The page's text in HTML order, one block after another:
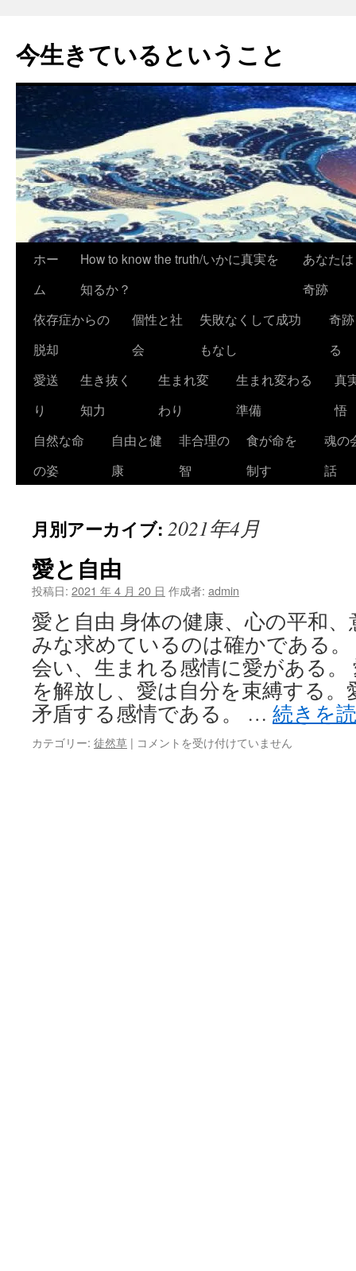
今生きているということ
テ
ツ
キ
ホー
ム
How to know the truth/いかに真実を
知るか？
あなたは
奇跡
依存症からの
脱却
個性と社
会
失敗なくして成功
もなし
奇
る
愛送
り
生き抜く
知力
生まれ変
わり
生まれ変わる
準備
真
悟
自然な命
の姿
自由と健
康
非合理の
智
食が命を
制す
魂の
話
月別アーカイブ: 2021年4月
愛と自由
投稿日: 2021 年 4 月 20 日 作成者: admin
愛と自由 身体の健康、心の平和
みな求めているのは確かである
会い、生まれる感情に愛がある。
を解放し、愛は自分を束縛する
矛盾する感情である。 … 続きを
カテゴリー: 徒然草 | 愛
コメントを受け付けていません